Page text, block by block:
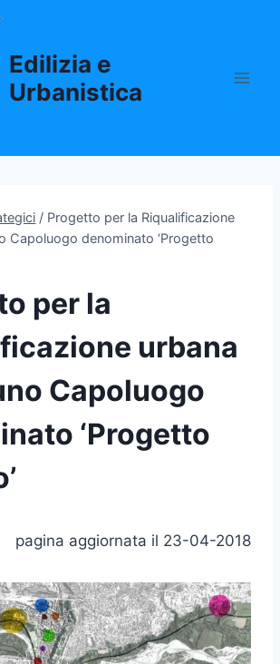
Edilizia e
Urbanistica
/ Progetto per la Riqualificazione
Capoluogo denominato ‘Progetto
per la
urbana
Capoluogo
‘Progetto
pagina aggiornata il 23-04-2018